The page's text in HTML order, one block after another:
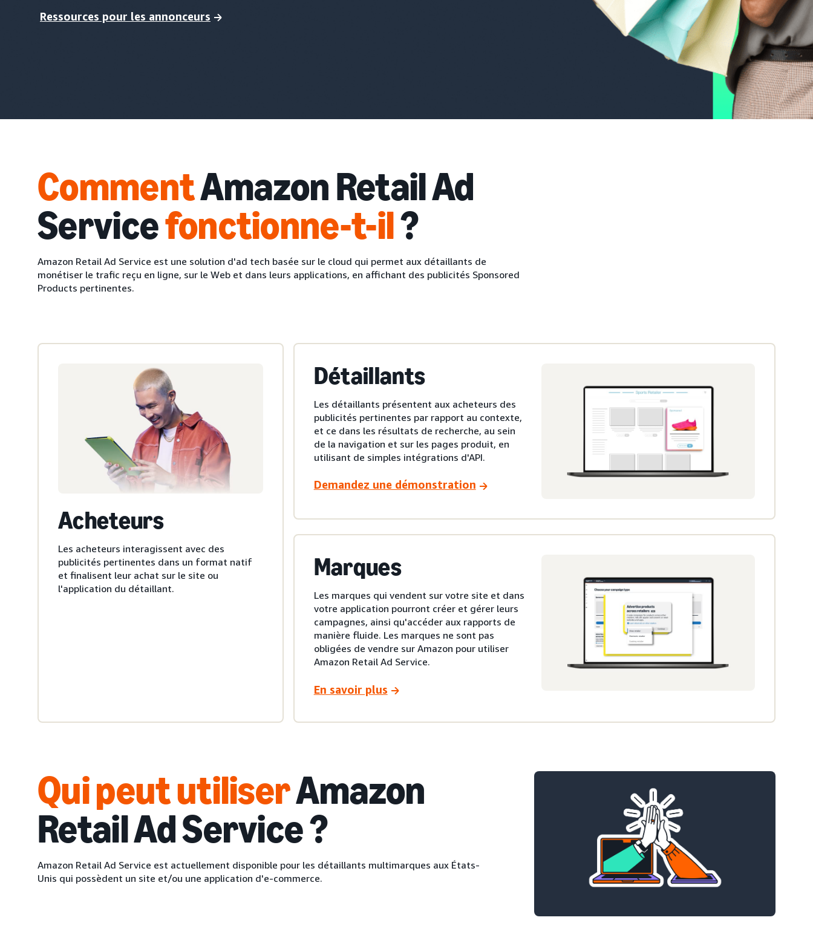
Ressources pour les annonceurs
CommentAmazon Retail Ad
Servicefonctionne-t-il?
Amazon Retail Ad Service est une solution d'ad tech basée sur le cloud qui permet aux détaillants de
monétiser le trafic reçu en ligne, sur le Web et dans leurs applications, en affichant des publicités Sponsored
Products pertinentes.
Acheteurs
Les acheteurs interagissent avec des
publicités pertinentes dans un format natif
et finalisent leur achat sur le site ou
l'application du détaillant.
Détaillants
Les détaillants présentent aux acheteurs des
publicités pertinentes par rapport au contexte,
et ce dans les résultats de recherche, au sein
de la navigation et sur les pages produit, en
utilisant de simples intégrations d'API.
Demandez une démonstration
Marques
Les marques qui vendent sur votre site et dans
votre application pourront créer et gérer leurs
campagnes, ainsi qu'accéder aux rapports de
manière fluide. Les marques ne sont pas
obligées de vendre sur Amazon pour utiliser
Amazon Retail Ad Service.
En savoir plus
Qui peut utiliserAmazon
Retail Ad Service?
Amazon Retail Ad Service est actuellement disponible pour les détaillants multimarques aux États-
Unis qui possèdent un site et/ou une application d'e-commerce.